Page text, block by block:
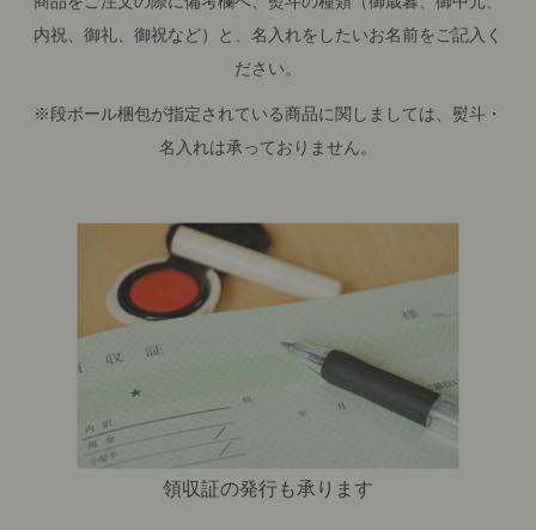
内祝、御礼、御祝など）と、名入れをしたいお名前をご記入く
ださい。
※段ボール梱包が指定されている商品に関しましては、熨斗・
名入れは承っておりません。
領収証の発行も承ります